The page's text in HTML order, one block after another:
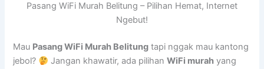
Pasang WiFi Murah Belitung – Pilihan Hemat, Internet
Ngebut!
Mau Pasang WiFi Murah Belitung tapi nggak mau kantong
jebol?
Jangan khawatir, ada pilihanWiFi murah yang